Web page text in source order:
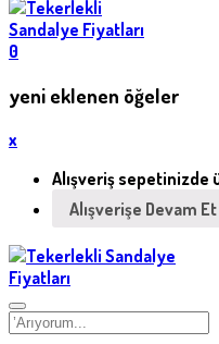
0
yeni eklenen öğeler
x
Alışveriş sepetinizde
Alışverişe Devam Et